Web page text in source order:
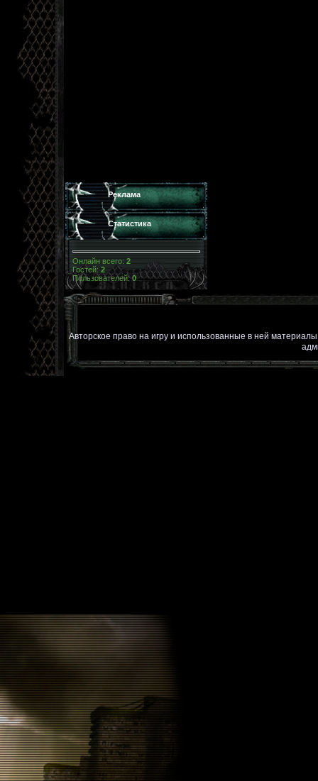
Реклама
Статистика
Онлайн всего: 2
Гостей: 2
Пользователей:0
Авторское право на игру и использованные в ней